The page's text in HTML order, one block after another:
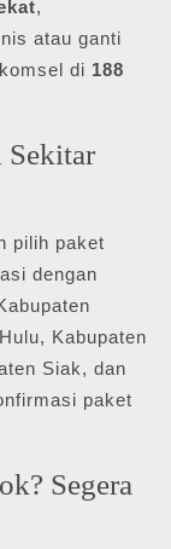
,
atau ganti
di 188
Sekitar
pilih paket
dengan
Kabupaten
Siak, dan
paket
Segera